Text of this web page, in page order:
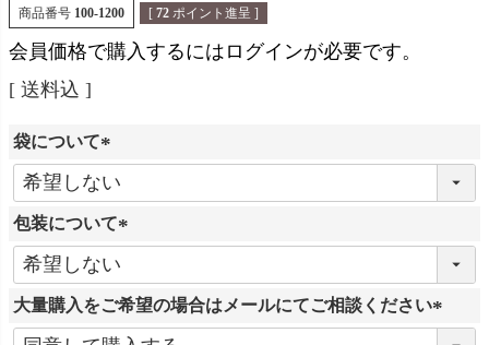
商品番号 100-1200 [ 72 ポイント進呈 ]
会員価格で購入するにはログインが必要です。
送料込
袋について
(
必
須
)
包装について
必
須
)
大量購入をご希望の場合はメールにてご相談ください